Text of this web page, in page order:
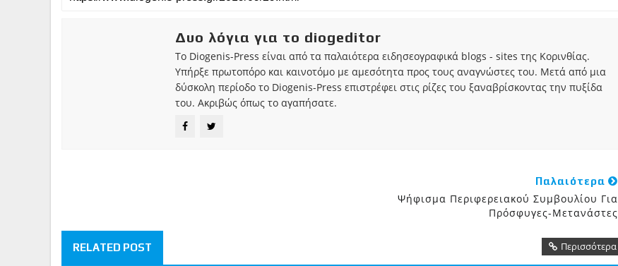
Δυο λόγια για το diogeditor
Το Diogenis-Press είναι από τα παλαιότερα ειδησεογραφικά blogs - sites της Κορινθίας.
Υπήρξε πρωτοπόρο και καινοτόμο με αμεσότητα προς τους αναγνώστες του. Μετά από μια
δύσκολη περίοδο το Diogenis-Press επιστρέφει στις ρίζες του ξαναβρίσκοντας την πυξίδα
του. Ακριβώς όπως το αγαπήσατε.
Παλαιότερα
Ψήφισμα Περιφερειακού Συμβουλίου Για
Πρόσφυγες-Μετανάστες
RELATED POST Περισσότερα